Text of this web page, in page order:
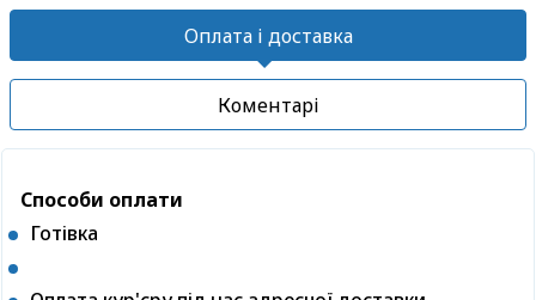
Оплата і доставка
Коментарі
Способи оплати
Готівка